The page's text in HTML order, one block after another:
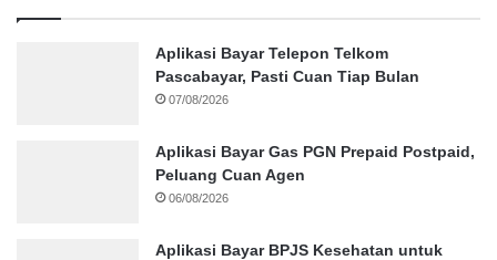
Aplikasi Bayar Telepon Telkom
Pascabayar, Pasti Cuan Tiap Bulan
07/08/2026
Aplikasi Bayar Gas PGN Prepaid Postpaid,
Peluang Cuan Agen
06/08/2026
Aplikasi Bayar BPJS Kesehatan untuk